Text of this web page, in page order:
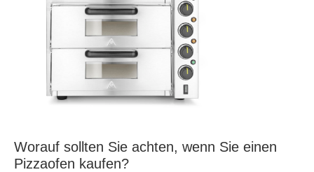
Worauf sollten Sie achten, wenn Sie einen
Pizzaofen kaufen?